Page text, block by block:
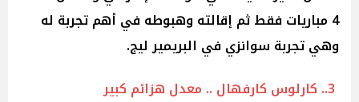
4 مباريات فقط ثم إقالته وهبوطه في أهم تجربة له
وهي تجربة سوانزي في البريمير ليج.
3.. كارلوس كارفهال .. معدل هزائم كبير